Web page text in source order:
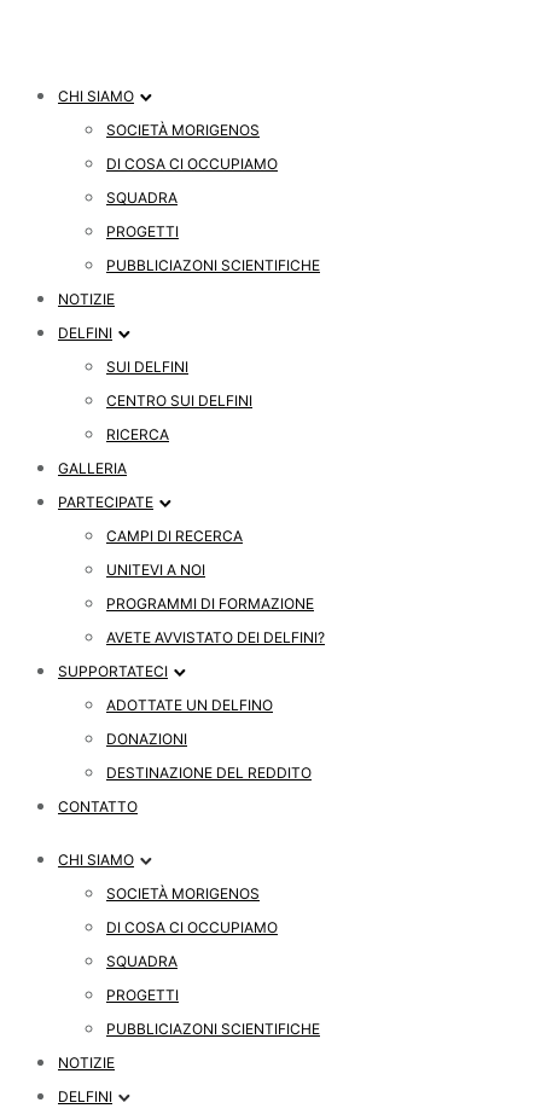
CHI SIAMO
SOCIETÀ MORIGENOS
DI COSA CI OCCUPIAMO
SQUADRA
PROGETTI
PUBBLICIAZONI SCIENTIFICHE
NOTIZIE
DELFINI
SUI DELFINI
CENTRO SUI DELFINI
RICERCA
GALLERIA
PARTECIPATE
CAMPI DI RECERCA
UNITEVI A NOI
PROGRAMMI DI FORMAZIONE
AVETE AVVISTATO DEI DELFINI?
SUPPORTATECI
ADOTTATE UN DELFINO
DONAZIONI
DESTINAZIONE DEL REDDITO
CONTATTO
CHI SIAMO
SOCIETÀ MORIGENOS
DI COSA CI OCCUPIAMO
SQUADRA
PROGETTI
PUBBLICIAZONI SCIENTIFICHE
NOTIZIE
DELFINI